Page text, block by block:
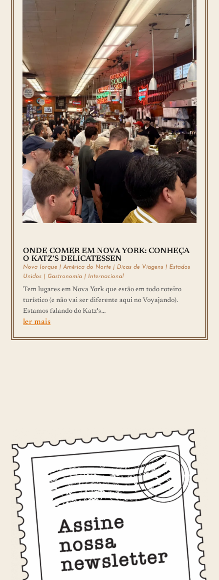
ONDE COMER EM NOVA YORK: CONHEÇA
O KATZ’S DELICATESSEN
Nova Iorque |América do Norte | Dicas de Viagens | Estados
Unidos | Gastronomia | Internacional
Tem lugares em Nova York que estão em todo roteiro
turístico (e não vai ser diferente aqui no Voyajando).
Estamos falando do Katz's...
ler mais